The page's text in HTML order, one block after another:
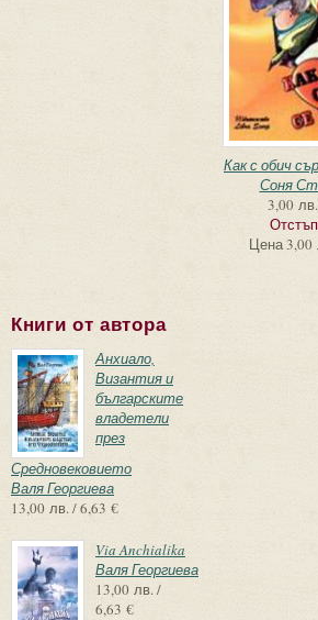
Как с обич
Соня
3,00
Цена3,00
Книги от автора
Анхиало,
Византия и
българските
владетели
през
Средновековието
Валя Георгиева
13,00 лв. / 6,63 €
Via Anchialika
Валя Георгиева
13,00 лв. /
6,63 €